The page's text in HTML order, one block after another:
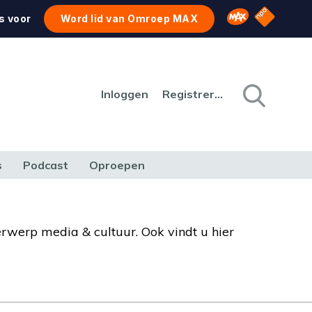
voor Word lid van Omroep MAX Omroep MAX
NPO
Inloggen Registreren
Podcast Oproepen
media & cultuur. Ook vindt u hier